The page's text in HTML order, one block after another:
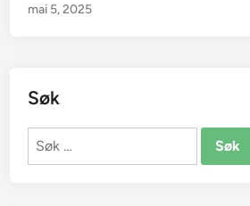
mai 5, 2025
Søk
Søk